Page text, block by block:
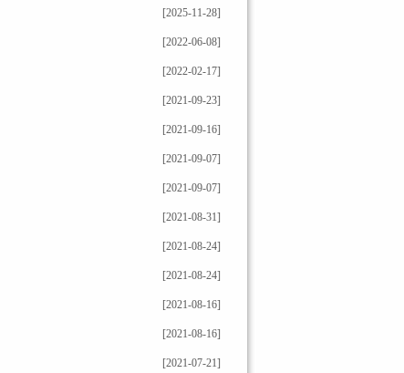
[2025-11-28]
[2022-06-08]
[2022-02-17]
[2021-09-23]
[2021-09-16]
[2021-09-07]
[2021-09-07]
[2021-08-31]
[2021-08-24]
[2021-08-24]
[2021-08-16]
[2021-08-16]
[2021-07-21]